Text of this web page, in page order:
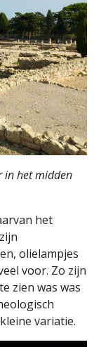
in het midden
het
olielampjes
voor. Zo zijn
zien was was
variatie.